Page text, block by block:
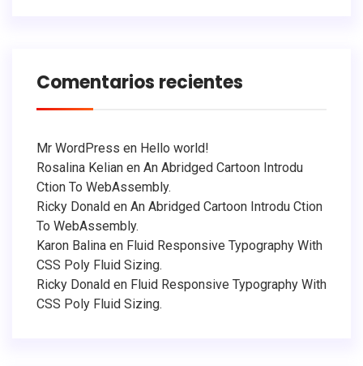
Comentarios recientes
Mr WordPress en Hello world!
Rosalina Kelian en An Abridged Cartoon Introdu
Ction To WebAssembly.
Ricky Donald en An Abridged Cartoon Introdu Ction
To WebAssembly.
Karon Balina en Fluid Responsive Typography With
CSS Poly Fluid Sizing.
Ricky Donald en Fluid Responsive Typography With
CSS Poly Fluid Sizing.